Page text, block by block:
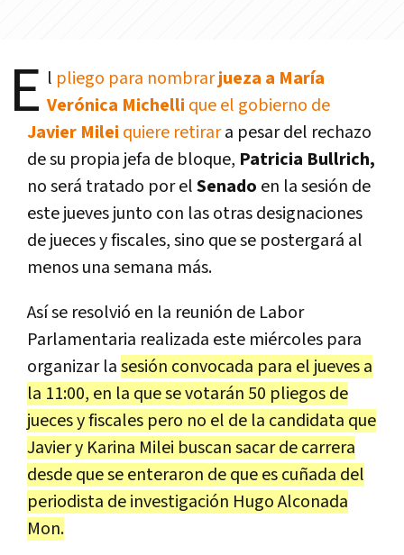
E l pliego para nombrarjueza a María
Verónica Michelli que el gobierno de
Javier Milei quiere retirara pesar del rechazo
de su propia jefa de bloque, Patricia Bullrich,
no será tratado por elSenado en la sesión de
este jueves junto con las otras designaciones
de jueces y fiscales, sino que se postergará al
menos una semana más.
Así se resolvió en la reunión de Labor
Parlamentaria realizada este miércoles para
organizar lasesión convocada para el jueves a
la 11:00, en la que se votarán 50 pliegos de
jueces y fiscales pero no el de la candidata que
Javier y Karina Milei buscan sacar de carrera
desde que se enteraron de que es cuñada del
periodista de investigación Hugo Alconada
Mon.